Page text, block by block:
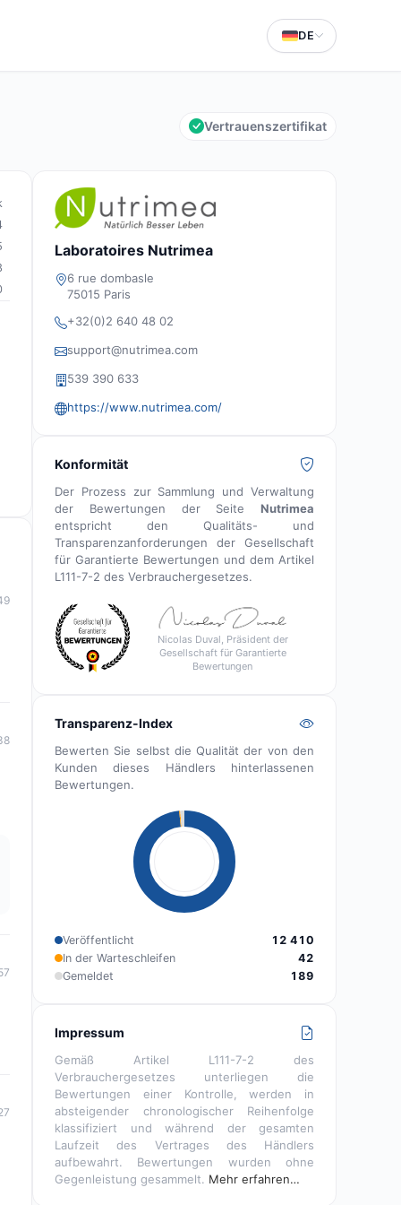
DE
Vertrauenszertifikat
Laboratoires Nutrimea
6 rue dombasle
75015 Paris
+32(0)2 640 48 02
support@nutrimea.com
539 390 633
https://www.nutrimea.com/
Konformität
Der Prozess zur Sammlung und Verwaltung
der Bewertungen der Seite Nutrimea
entspricht den Qualitäts- und
Transparenzanforderungen der Gesellschaft
für Garantierte Bewertungen und dem Artikel
L111-7-2 des Verbrauchergesetzes.
Nicolas Duval, Präsident der
Gesellschaft für Garantierte
Bewertungen
Transparenz-Index
Bewerten Sie selbst die Qualität der von den
Kunden dieses Händlers hinterlassenen
Bewertungen.
Veröffentlicht
12 410
In der Warteschleifen
42
Gemeldet
189
Impressum
Gemäß Artikel L111-7-2 des
Verbrauchergesetzes unterliegen die
Bewertungen einer Kontrolle, werden in
absteigender chronologischer Reihenfolge
klassifiziert und während der gesamten
Laufzeit des Vertrages des Händlers
aufbewahrt. Bewertungen wurden ohne
Gegenleistung gesammelt. Mehr erfahren…